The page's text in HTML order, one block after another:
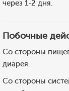
через 1-2 дня.
Побочные
Со стороны
диарея.
Со стороны